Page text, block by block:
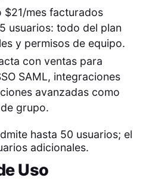
$21/mes facturados
usuarios: todo del plan
y permisos de equipo.
con ventas para
SAML, integraciones
avanzadas como
grupo.
hasta 50 usuarios; el
adicionales.
Uso